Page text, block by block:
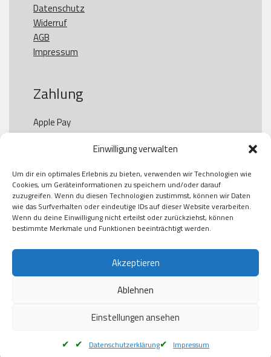
Einwilligung verwalten
Um dir ein optimales Erlebnis zu bieten, verwenden wir Technologien wie
Cookies, um Geräteinformationen zu speichern und/oder darauf
zuzugreifen. Wenn du diesen Technologien zustimmst, können wir Daten
wie das Surfverhalten oder eindeutige IDs auf dieser Website verarbeiten.
Wenn du deine Einwilligung nicht erteilst oder zurückziehst, können
bestimmte Merkmale und Funktionen beeinträchtigt werden.
Akzeptieren
Ablehnen
Einstellungen ansehen
Datenschutzerklärung Impressum
Datenschutz
Widerruf
AGB
Impressum
Zahlung
Apple Pay
Paypal
Kauf auf Rechung
Klarna
American Express